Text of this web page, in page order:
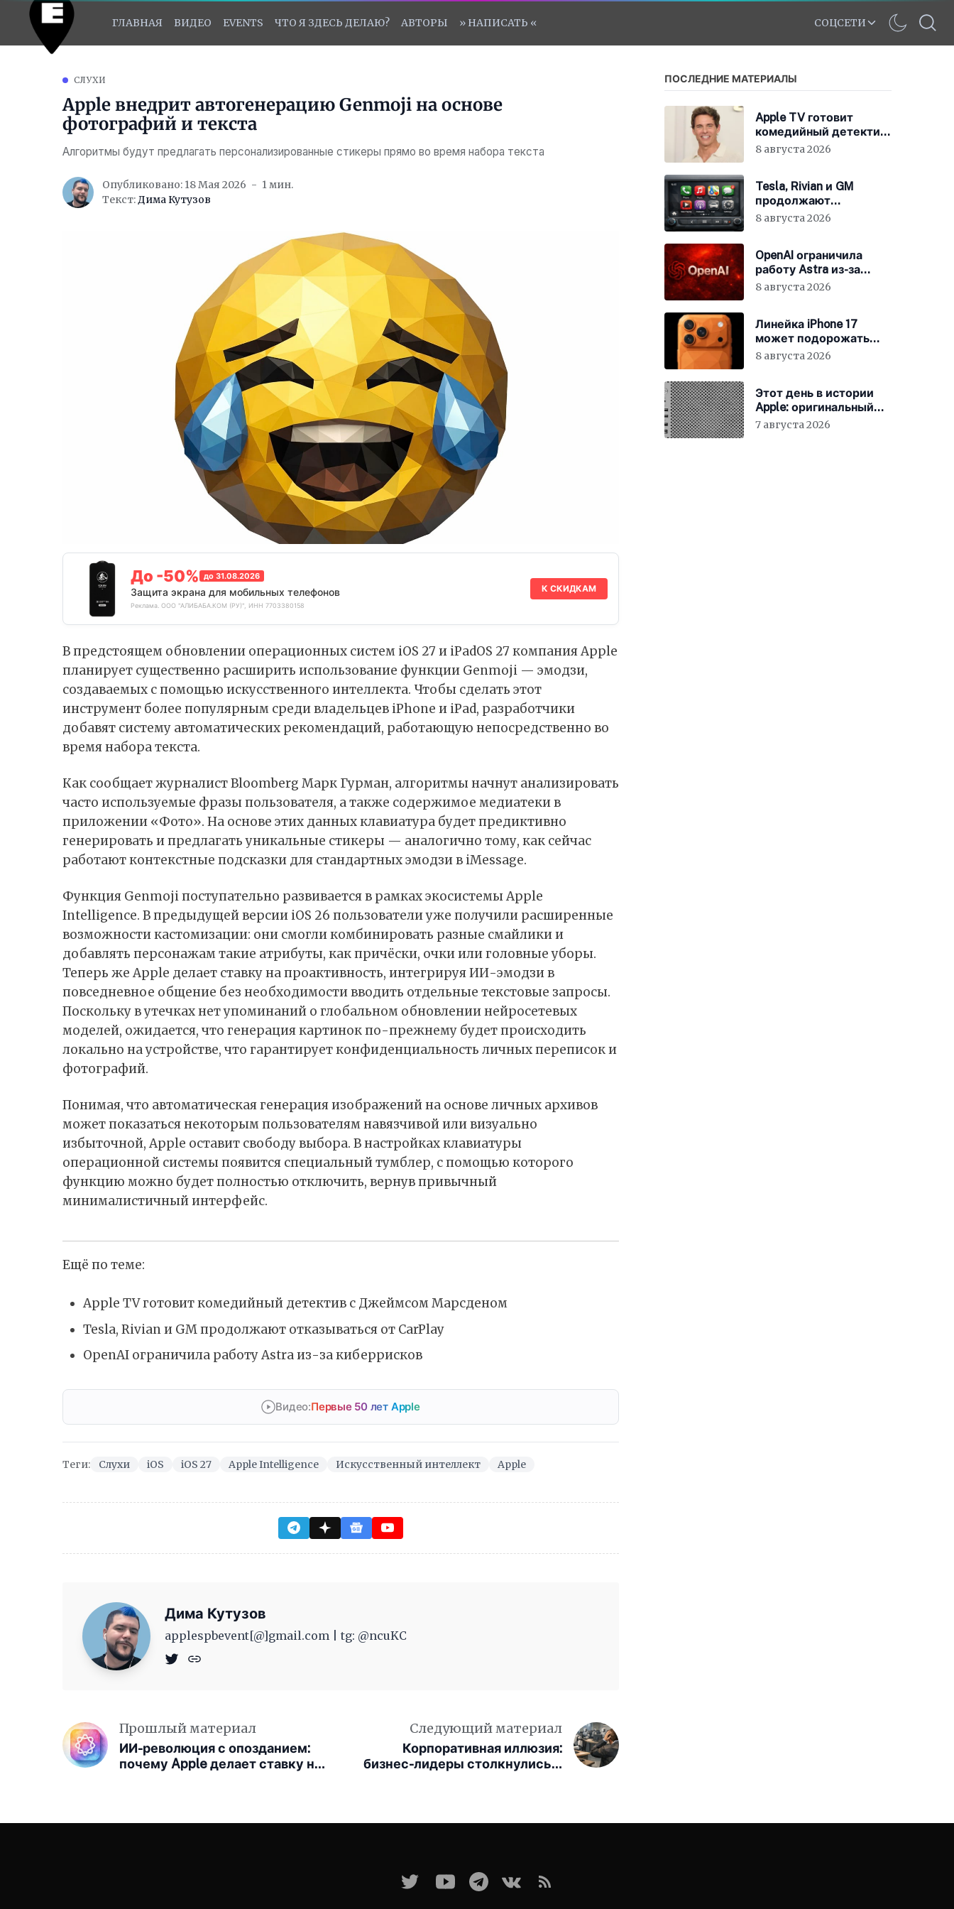
ГЛАВНАЯ ВИДЕО EVENTS ЧТО Я ЗДЕСЬ ДЕЛАЮ? АВТОРЫ » НАПИСАТЬ « СОЦСЕТИ
СЛУХИ
Apple внедрит автогенерацию Genmoji на основе
фотографий и текста
Алгоритмы будут предлагать персонализированные стикеры прямо во время набора текста
Опубликовано: 18 Мая 2026
1 мин.
Текст:Дима Кутузов
До -50% до 31.08.2026
Защита экрана для мобильных телефонов
Реклама. ООО "АЛИБАБА.КОМ (РУ)", ИНН 7703380158
К СКИДКАМ
В предстоящем обновлении операционных систем iOS 27 и iPadOS 27 компания Apple
планирует существенно расширить использование функции Genmoji — эмодзи,
создаваемых с помощью искусственного интеллекта. Чтобы сделать этот
инструмент более популярным среди владельцев iPhone и iPad, разработчики
добавят систему автоматических рекомендаций, работающую непосредственно во
время набора текста.
Как сообщаетжурналист Bloomberg Марк Гурман, алгоритмы начнут анализировать
часто используемые фразы пользователя, а также содержимое медиатеки в
приложении «Фото». На основе этих данных клавиатура будет предиктивно
генерировать и предлагать уникальные стикеры — аналогично тому, как сейчас
работают контекстные подсказки для стандартных эмодзи в iMessage.
Функция Genmoji поступательно развивается в рамках экосистемы Apple
Intelligence. В предыдущей версии iOS 26 пользователи уже получили расширенные
возможности кастомизации: они смогли комбинировать разные смайлики и
добавлять персонажам такие атрибуты, как причёски, очки или головные уборы.
Теперь же Apple делает ставку на проактивность, интегрируя ИИ-эмодзи в
повседневное общение без необходимости вводить отдельные текстовые запросы.
Поскольку в утечках нет упоминаний о глобальном обновлении нейросетевых
моделей, ожидается, что генерация картинок по-прежнему будет происходить
локально на устройстве, что гарантирует конфиденциальность личных переписок и
фотографий.
Понимая, что автоматическая генерация изображений на основе личных архивов
может показаться некоторым пользователям навязчивой или визуально
избыточной, Apple оставит свободу выбора. В настройках клавиатуры
операционной системы появится специальный тумблер, с помощью которого
функцию можно будет полностью отключить, вернув привычный
минималистичный интерфейс.
Ещё по теме:
Apple TV готовит комедийный детектив с Джеймсом Марсденом
Tesla, Rivian и GM продолжают отказываться от CarPlay
OpenAI ограничила работу Astra из-за киберрисков
Видео:Первые 50 лет Apple
Теги: Слухи iOS iOS 27 Apple Intelligence Искусственный интеллект Apple
Дима Кутузов
applespbevent[@]gmail.com | tg: @ncuKC
Прошлый материал
ИИ-революция с опозданием:
почему Apple делает ставку на
Следующий материал
Корпоративная иллюзия:
бизнес-лидеры столкнулись с
ПОСЛЕДНИЕ МАТЕРИАЛЫ
Apple TV готовит
комедийный детектив
с Джеймсом
8 августа 2026
Tesla, Rivian и GM
продолжают
отказываться от
8 августа 2026
OpenAI ограничила
работу Astra из-за
киберрисков
8 августа 2026
Линейка iPhone 17
может подорожать
уже 10 августа
8 августа 2026
Этот день в истории
Apple: оригинальный
Mac Pro получает
7 августа 2026